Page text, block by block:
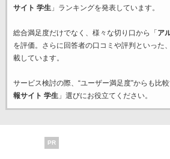
サイト 学生」ランキングを発表しています。
総合満足度だけでなく、様々な切り口から「 ア
を評価。さらに回答者の口コミや評判といった
載しています。
サービス検討の際、“ユーザー満足度”からも比
報サイト 学生」選びにお役立てください。
PR